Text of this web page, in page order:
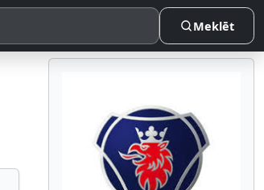
Meklēt
Atpakaļ